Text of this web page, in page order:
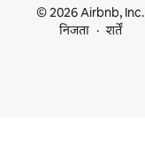
© 2026 Airbnb, Inc.
निजता
शर्तें